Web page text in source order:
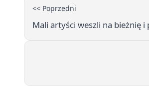
<< Poprzedni
Mali artyści weszli na bieżnię